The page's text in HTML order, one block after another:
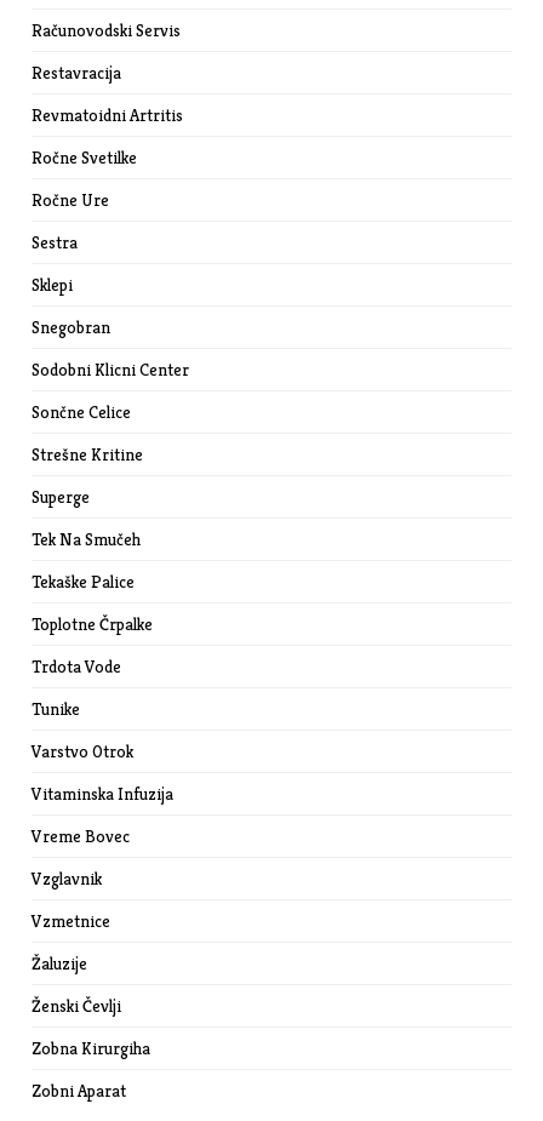
Računovodski Servis
Restavracija
Revmatoidni Artritis
Ročne Svetilke
Ročne Ure
Sestra
Sklepi
Snegobran
Sodobni Klicni Center
Sončne Celice
Strešne Kritine
Superge
Tek Na Smučeh
Tekaške Palice
Toplotne Črpalke
Trdota Vode
Tunike
Varstvo Otrok
Vitaminska Infuzija
Vreme Bovec
Vzglavnik
Vzmetnice
Žaluzije
Ženski Čevlji
Zobna Kirurgiha
Zobni Aparat